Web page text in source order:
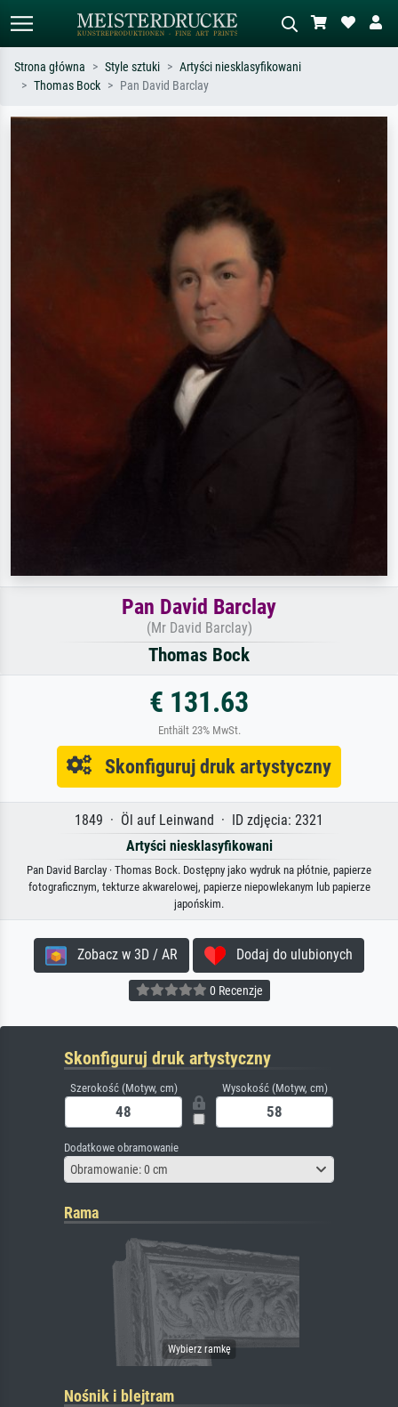
Strona główna Style sztuki
Artyści niesklasyfikowani
Thomas Bock
Pan David Barclay
Pan David Barclay
(Mr David Barclay)
Thomas Bock
€ 131.63
Enthält 23% MwSt.
Skonfiguruj druk artystyczny
1849 · Öl auf Leinwand · ID zdjęcia: 2321
Artyści niesklasyfikowani
Pan David Barclay · Thomas Bock. Dostępny jako wydruk na płótnie, papierze
fotograficznym, tekturze akwarelowej, papierze niepowlekanym lub papierze
japońskim.
Zobacz w 3D / AR Dodaj do ulubionych
0 Recenzje
Skonfiguruj druk artystyczny
Szerokość (Motyw, cm) Wysokość (Motyw, cm)
Dodatkowe obramowanie
Obramowanie: 0 cm
Rama
Nośnik i blejtram